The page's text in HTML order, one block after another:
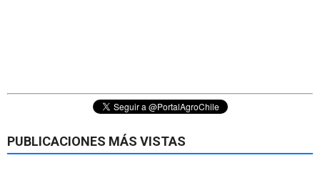
PUBLICACIONES MÁS VISTAS